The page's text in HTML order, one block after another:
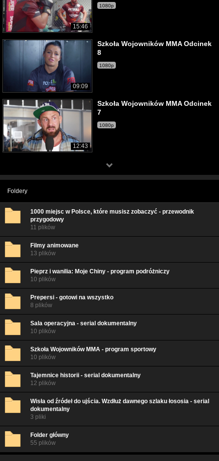
15:46
1080p
09:09
Szkoła Wojowników MMA Odcinek
8
1080p
12:43
Szkoła Wojowników MMA Odcinek
7
1080p
Foldery
1000 miejsc w Polsce, które musisz zobaczyć - przewodnik
przygodowy
11 plików
Filmy animowane
13 plików
Pieprz i wanilia: Moje Chiny - program podróżniczy
10 plików
Prepersi - gotowi na wszystko
8 plików
Sala operacyjna - serial dokumentalny
10 plików
Szkoła Wojowników MMA - program sportowy
10 plików
Tajemnice historii - serial dokumentalny
12 plików
Wisła od źródeł do ujścia. Wzdłuż dawnego szlaku łososia - serial
dokumentalny
3 pliki
Folder główny
55 plików